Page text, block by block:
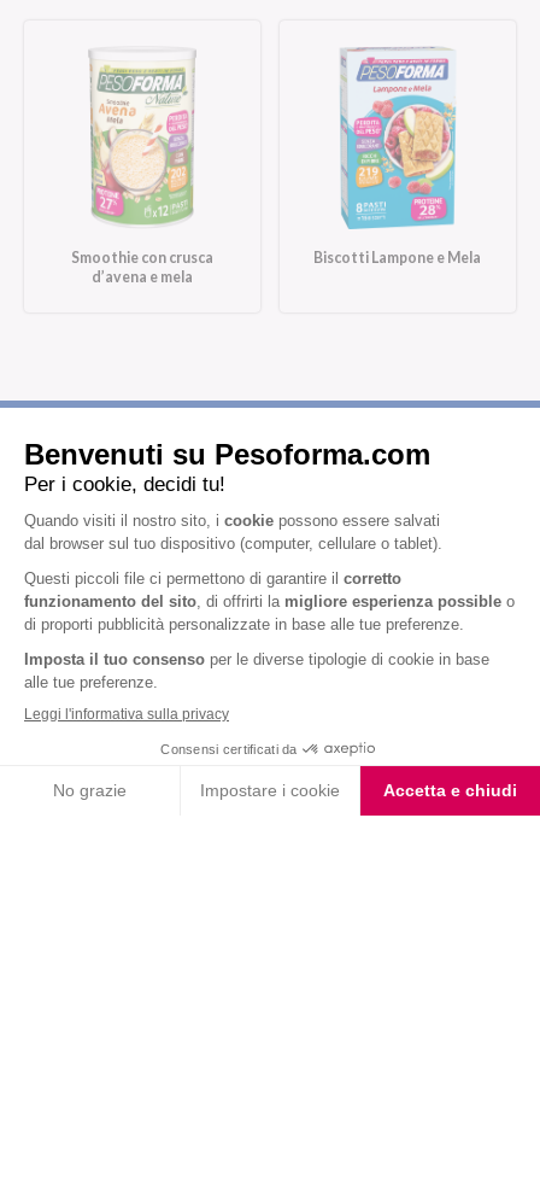
Smoothie con crusca
d’avena e mela
Biscotti Lampone e Mela
Iscriviti alla newsletter
informativa privacy
, acconsento all'iscrizione alla newsletter
periodica di Nutrition et Santé
Nutrition & Sante' Italia Spa